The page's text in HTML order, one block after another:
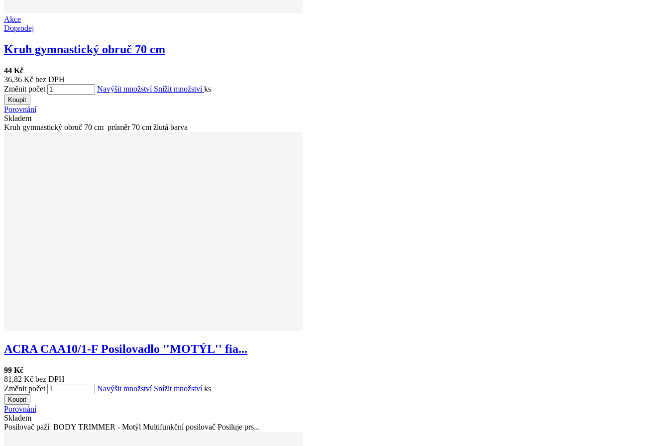
Akce
Doprodej
Kruh gymnastický obruč 70 cm
44 Kč
36,36 Kč bez DPH
Změnit počet
Navýšit množství Snížit množstvíks
Koupit
Porovnání
Skladem
Kruh gymnastický obruč 70 cm průměr 70 cm žlutá barva
ACRA CAA10/1-F Posilovadlo ''MOTÝL'' fia...
99 Kč
81,82 Kč bez DPH
Změnit počet
Navýšit množství Snížit množstvíks
Koupit
Porovnání
Skladem
Posilovač paží BODY TRIMMER - Motýl Multifunkční posilovač Posiluje prs...